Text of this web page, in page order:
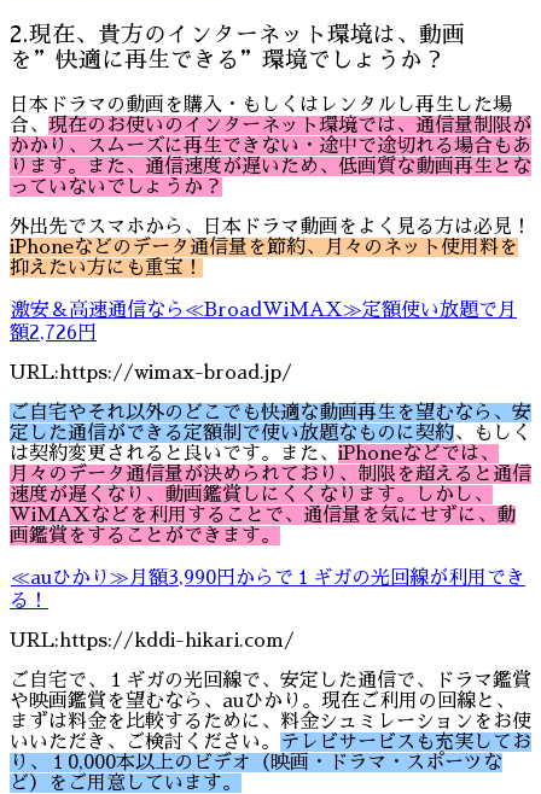
2.現在、貴方のインターネット環境は、動画
を”快適に再生できる”環境でしょうか？
日本ドラマの動画を購入・もしくはレンタルし再生した場
合、 現在のお使いのインターネット環境では、通信量制限が
かかり、スムーズに再生できない・途中で途切れる場合もあ
ります。また、通信速度が遅いため、低画質な動画再生とな
っていないでしょうか？
外出先でスマホから、日本ドラマ動画をよく見る方は必見！
iPhoneなどのデータ通信量を節約、月々のネット使用料を
抑えたい方にも重宝！
激安＆高速通信なら≪BroadWiMAX≫定額使い放題で月
額2,726円
URL:https://wimax-broad.jp/
ご自宅やそれ以外のどこでも快適な動画再生を望むなら、安
定した通信ができる定額制で使い放題なものに契約、もしく
は契約変更されると良いです。また、 iPhoneなどでは、
月々のデータ通信量が決められており、制限を超えると通信
速度が遅くなり、動画鑑賞しにくくなります。しかし、
WiMAXなどを利用することで、通信量を気にせずに、動
画鑑賞をすることができます。
≪auひかり≫月額3,990円からで１ギガの光回線が利用でき
る！
URL:https://kddi-hikari.com/
ご自宅で、１ギガの光回線で、安定した通信で、ドラマ鑑賞
や映画鑑賞を望むなら、auひかり。現在ご利用の回線と、
まずは料金を比較するために、料金シュミレーションをお使
いいただき、ご検討ください。
テレビサービスも充実してお
り、１0,000本以上のビデオ（映画・ドラマ・スポーツな
ど）をご用意しています。